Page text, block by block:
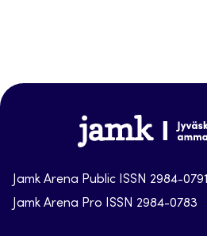
Jamk
Arena
Jamk Arena Public ISSN 2984-0791
Jamk Arena Pro ISSN 2984-0783